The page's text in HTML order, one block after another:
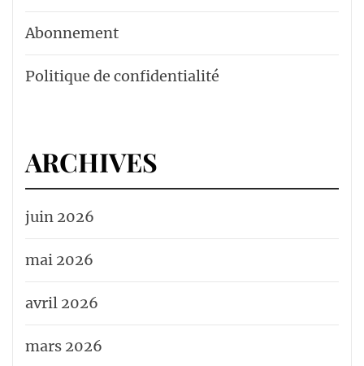
Abonnement
Politique de confidentialité
ARCHIVES
juin 2026
mai 2026
avril 2026
mars 2026